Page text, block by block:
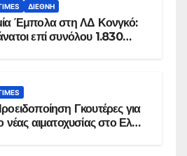
ΔΙΕΘΝΉ
Έμπολα στη ΛΔ Κονγκό:
επί συνόλου 1.830
Γκουτέρες για
νέας αιματοχυσίας στο Ελ